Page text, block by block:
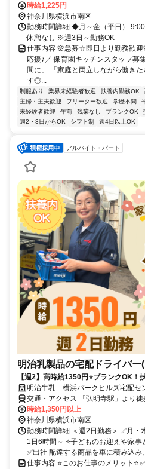
時給1,225円
神奈川県横浜市南区
勤務時間詳細 ◆月～金（平日）
休憩なし ※週3日～勤務OK
仕事内容 🌸急募☆即日より勤務歓
応援♪／ 保育園キッチンスタッフ募
間に」 「家庭と両立しながら働き
す◎...
制服あり 業界未経験者歓迎 扶養内勤務OK
主婦・主夫歓迎
フリーター歓迎 学歴不問
未経験者歓迎
午前 残業なし ブランクOK
週2・3日からOK
シフト制 週4日以上OK
アルバイト・パート
明治乳製品の宅配ドライバ
【週2】高時給1350円⭐ブランクOK！
明治牛乳 横浜パークヒルズ宅配セ
交通・アクセス 「弘明寺駅」より徒
時給1,350円以上
神奈川県横浜市南区
勤務時間詳細 ＜週2日勤務＞ ✅月
1日6時間～ ⭐子どものお迎えや家
✅出社 配達する商品を車に積み込み
仕事内容 ⭐このお仕事のメリット⭐